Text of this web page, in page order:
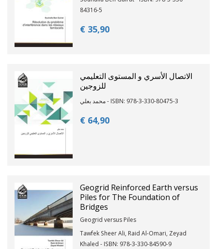
84316-5
€ 35,90
الاتصال الأسري و المستوى التعليمي
للزوجين
محمد بعلي - ISBN: 978-3-330-80475-3
€ 64,90
Geogrid Reinforced Earth versus
Piles for The Foundation of
Bridges
Geogrid versus Piles
Tawfek Sheer Ali, Raid Al-Omari, Zeyad
Khaled - ISBN: 978-3-330-84590-9